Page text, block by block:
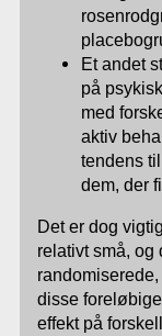
Et andet
på
med
aktiv
tendens
dem, der
Det er dog
relativt små, og
disse
effekt på